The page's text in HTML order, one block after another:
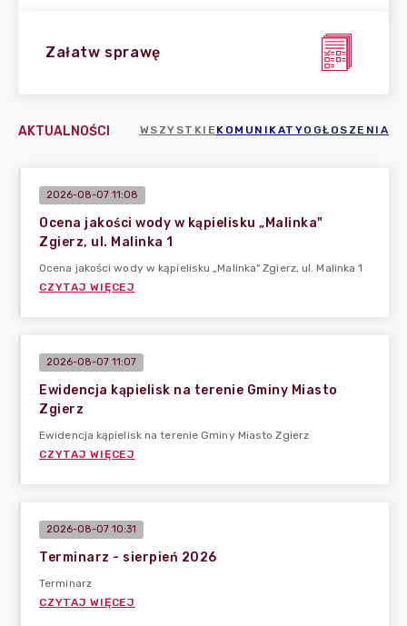
Załatw sprawę
AKTUALNOŚCI WSZYSTKIE KOMUNIKATYOGŁOSZENIA
2026-08-07 11:08
Ocena jakości wody w kąpielisku „Malinka"
Zgierz, ul. Malinka 1
Ocena jakości wody w kąpielisku „Malinka" Zgierz, ul. Malinka 1
CZYTAJ WIĘCEJ
2026-08-07 11:07
Ewidencja kąpielisk na terenie Gminy Miasto
Zgierz
Ewidencja kąpielisk na terenie Gminy Miasto Zgierz
CZYTAJ WIĘCEJ
2026-08-07 10:31
Terminarz - sierpień 2026
Terminarz
CZYTAJ WIĘCEJ